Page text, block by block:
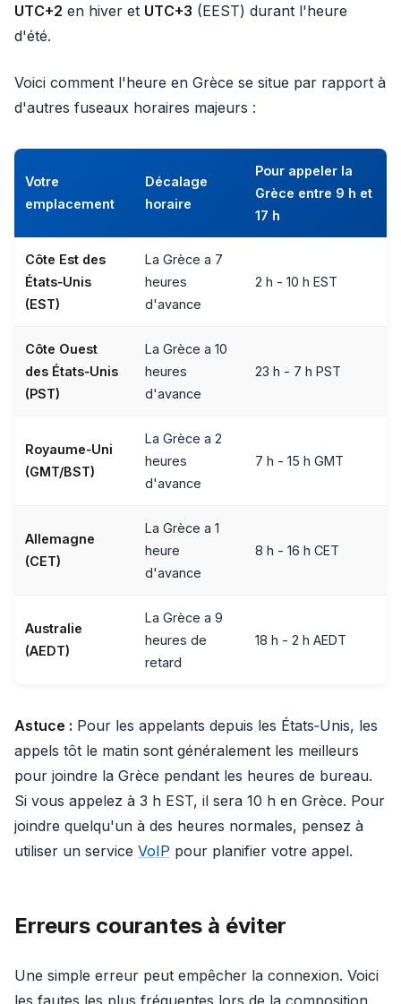
UTC+2 en hiver et UTC+3 (EEST) durant l'heure
d'été.
Voici comment l'heure en Grèce se situe par rapport à
d'autres fuseaux horaires majeurs :
Votre
emplacement
Décalage
horaire
Pour appeler la
Grèce entre 9 h et
17 h
Côte Est des
États‑Unis
(EST)
La Grèce a 7
heures
d'avance
2 h - 10 h EST
Côte Ouest
des États‑Unis
(PST)
La Grèce a 10
heures
d'avance
23 h - 7 h PST
Royaume‑Uni
(GMT/BST)
La Grèce a 2
heures
d'avance
7 h - 15 h GMT
Allemagne
(CET)
La Grèce a 1
heure
d'avance
8 h - 16 h CET
Australie
(AEDT)
La Grèce a 9
heures de
retard
18 h - 2 h AEDT
Astuce : Pour les appelants depuis les États‑Unis, les
appels tôt le matin sont généralement les meilleurs
pour joindre la Grèce pendant les heures de bureau.
Si vous appelez à 3 h EST, il sera 10 h en Grèce. Pour
joindre quelqu'un à des heures normales, pensez à
utiliser un service VoIP pour planifier votre appel.
Erreurs courantes à éviter
Une simple erreur peut empêcher la connexion. Voici
les fautes les plus fréquentes lors de la composition